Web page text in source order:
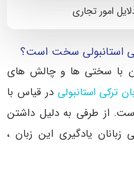
امور تجاری
استانبولی سخت است؟
با سختی ها و چالش های
ترکی استانبولی در قیاس با
از طرفی به دلیل داشتن
یادگیری این زبان ،